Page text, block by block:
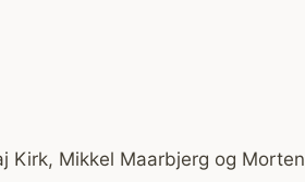
Kirk, Mikkel Maarbjerg og Morten